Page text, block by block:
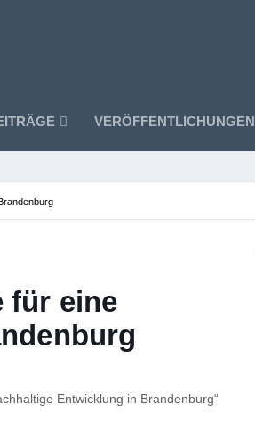
VERÖFFENTLICHUNGEN
für eine
Ent­wick­lung in Bran­den­burg“